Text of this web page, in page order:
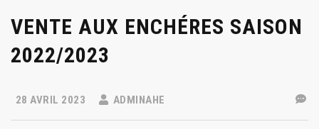
VENTE AUX ENCHÉRES SAISON
2022/2023
28 AVRIL 2023 ADMINAHE